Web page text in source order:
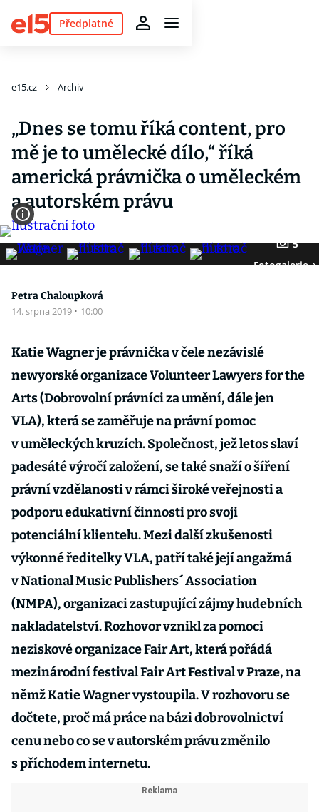
Předplatné
e15.cz Archiv
„Dnes se tomu říká content, pro
mě je to umělecké dílo,“ říká
americká právnička o uměleckém
a autorském právu
5
Fotogalerie
Petra Chaloupková
14. srpna 2019 · 10:00
Katie Wagner je právnička v čele nezávislé
newyorské organizace Volunteer Lawyers for the
Arts (Dobrovolní právníci za umění, dále jen
VLA), která se zaměřuje na právní pomoc
v uměleckých kruzích. Společnost, jež letos slaví
padesáté výročí založení, se také snaží o šíření
právní vzdělanosti v rámci široké veřejnosti a
podporu edukativní činnosti pro svoji
potenciální klientelu. Mezi další zkušenosti
výkonné ředitelky VLA, patří také její angažmá
v National Music Publishers´ Association
(NMPA), organizaci zastupující zájmy hudebních
nakladatelství. Rozhovor vznikl za pomoci
neziskové organizace Fair Art, která pořádá
mezinárodní festival Fair Art Festival v Praze, na
němž Katie Wagner vystoupila. V rozhovoru se
dočtete, proč má práce na bázi dobrovolnictví
cenu nebo co se v autorském právu změnilo
s příchodem internetu.